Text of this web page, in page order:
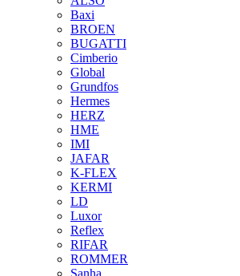
Baxi
BROEN
BUGATTI
Cimberio
Global
Grundfos
Hermes
HERZ
HME
IMI
JAFAR
K-FLEX
KERMI
LD
Luxor
Reflex
RIFAR
ROMMER
Sanha